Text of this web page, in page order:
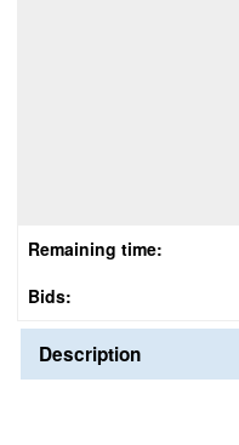
Remaining time:
Bids:
Description